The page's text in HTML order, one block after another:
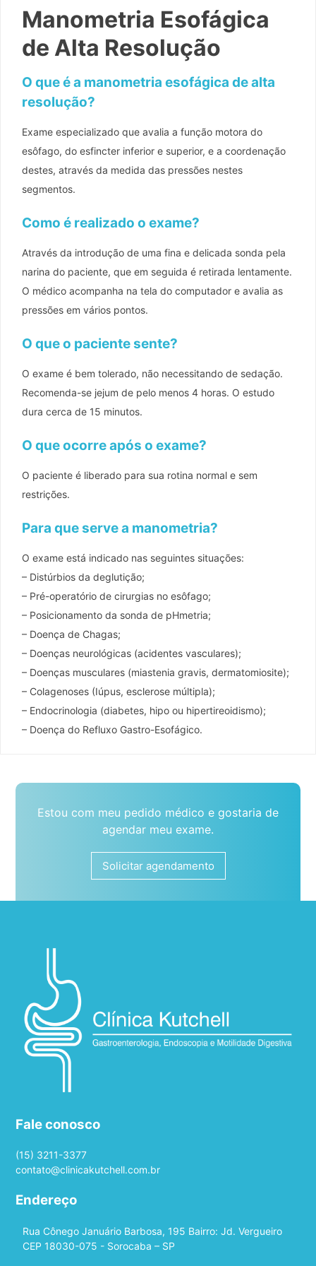
Manometria Esofágica
de Alta Resolução
O que é a manometria esofágica de alta
resolução?
Exame especializado que avalia a função motora do
esôfago, do esfincter inferior e superior, e a coordenação
destes, através da medida das pressões nestes
segmentos.
Como é realizado o exame?
Através da introdução de uma fina e delicada sonda pela
narina do paciente, que em seguida é retirada lentamente.
O médico acompanha na tela do computador e avalia as
pressões em vários pontos.
O que o paciente sente?
O exame é bem tolerado, não necessitando de sedação.
Recomenda-se jejum de pelo menos 4 horas. O estudo
dura cerca de 15 minutos.
O que ocorre após o exame?
O paciente é liberado para sua rotina normal e sem
restrições.
Para que serve a manometria?
O exame está indicado nas seguintes situações:
– Distúrbios da deglutição;
– Pré-operatório de cirurgias no esôfago;
– Posicionamento da sonda de pHmetria;
– Doença de Chagas;
– Doenças neurológicas (acidentes vasculares);
– Doenças musculares (miastenia gravis, dermatomiosite);
– Colagenoses (Iúpus, esclerose múltipla);
– Endocrinologia (diabetes, hipo ou hipertireoidismo);
– Doença do Refluxo Gastro-Esofágico.
Estou com meu pedido médico e gostaria de
agendar meu exame.
Solicitar agendamento
Fale conosco
(15) 3211-3377
contato@clinicakutchell.com.br
Endereço
Rua Cônego Januário Barbosa, 195 Bairro: Jd. Vergueiro
CEP 18030-075 - Sorocaba – SP